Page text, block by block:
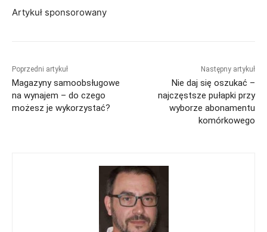
Artykuł sponsorowany
Poprzedni artykuł
Magazyny samoobsługowe
na wynajem – do czego
możesz je wykorzystać?
Następny artykuł
Nie daj się oszukać –
najczęstsze pułapki przy
wyborze abonamentu
komórkowego